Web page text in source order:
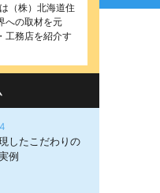
（株）北海道住
への取材を元
工務店を紹介す
したこだわりの
例